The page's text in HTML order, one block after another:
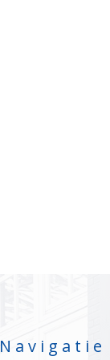
Navigatie